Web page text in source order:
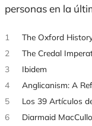
personas en la
1
The Oxford
2
The Credal
3
Ibidem
4
Anglicanism: A
5
Los 39 Artículos
6
Diarmaid